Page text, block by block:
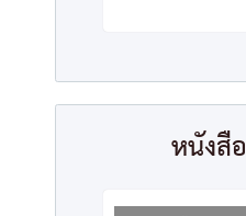
หนังสื